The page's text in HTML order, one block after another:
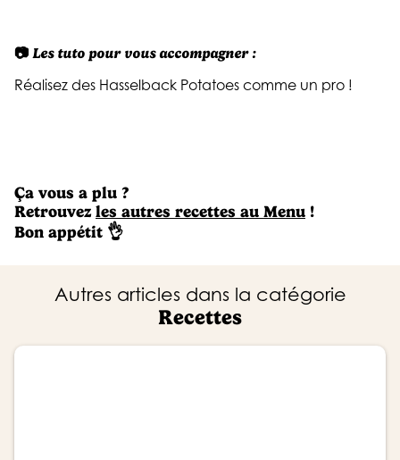
📷 Les tuto pour vous accompagner :
Réalisez des Hasselback Potatoes comme un pro !
Ça vous a plu ?
Retrouvezles autres recettes au Menu !
Bon appétit 👌
Autres articles dans la catégorie
Recettes